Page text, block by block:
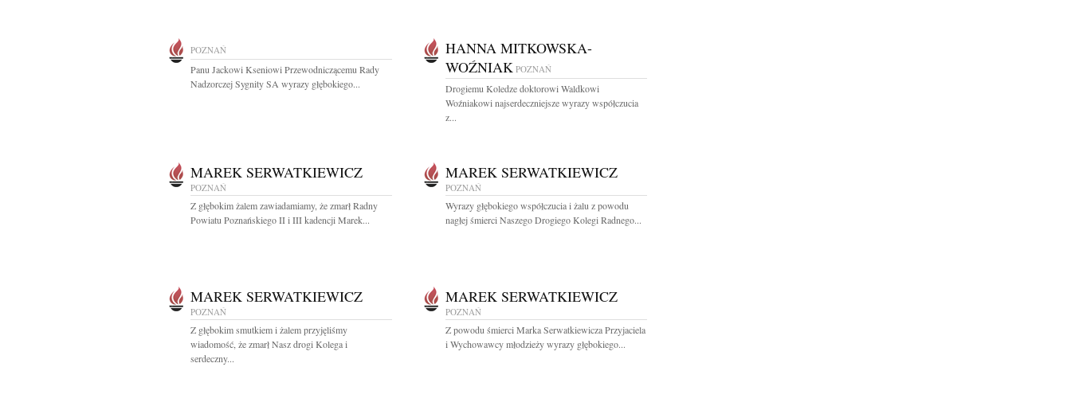
POZNAŃ
Panu Jackowi Kseniowi Przewodniczącemu Rady
Nadzorczej Sygnity SA wyrazy głębokiego...
HANNA MITKOWSKA-
WOŹNIAK POZNAŃ
Drogiemu Koledze doktorowi Waldkowi
Woźniakowi najserdeczniejsze wyrazy współczucia
z...
MAREK SERWATKIEWICZ
POZNAŃ
Z głębokim żalem zawiadamiamy, że zmarł Radny
Powiatu Poznańskiego II i III kadencji Marek...
MAREK SERWATKIEWICZ
POZNAŃ
Wyrazy głębokiego współczucia i żalu z powodu
nagłej śmierci Naszego Drogiego Kolegi Radnego...
MAREK SERWATKIEWICZ
POZNAŃ
Z głębokim smutkiem i żalem przyjęliśmy
wiadomość, że zmarł Nasz drogi Kolega i
serdeczny...
MAREK SERWATKIEWICZ
POZNAŃ
Z powodu śmierci Marka Serwatkiewicza Przyjaciela
i Wychowawcy młodzieży wyrazy głębokiego...